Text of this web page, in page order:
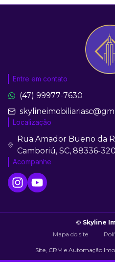
Entre em contato
(47) 99977-7630
Localização
Rua Amador Bueno da
Camboriú, SC, 88336-320
Acompanhe
© Skyline
Mapa do site
Site, CRM e Automação